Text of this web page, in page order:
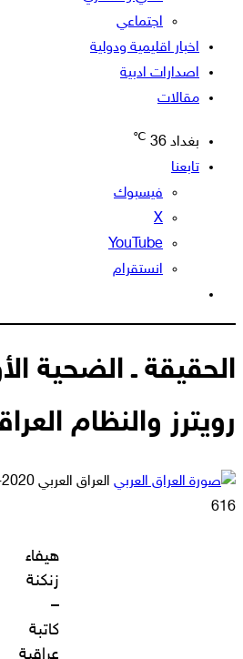
اجتماعي
اخبار اقليمية ودولية
اصدارات ادبية
مقالات
بغداد 36
℃
تابعنا
فيسبوك
‫X
‫YouTube
انستقرام
المظلم
الحقيقة ـ الضحية
رويترز والنظام
العراق العربي أرسل
2020-04-28
616
هيفاء
زنكنة
–
كاتبة